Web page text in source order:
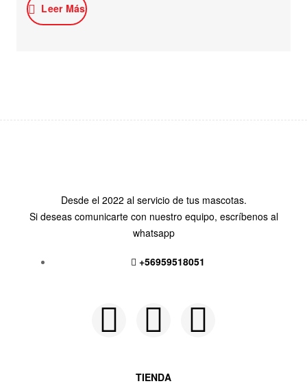
Leer Más
Desde el 2022 al servicio de tus mascotas.
Si deseas comunicarte con nuestro equipo, escríbenos al
whatsapp
+56959518051
TIENDA